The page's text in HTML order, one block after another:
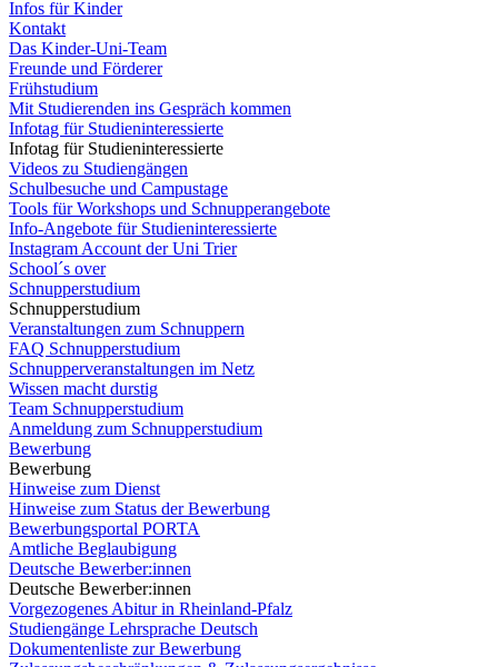
Infos für Kinder
Kontakt
Das Kinder-Uni-Team
Freunde und Förderer
Frühstudium
Mit Studierenden ins Gespräch kommen
Infotag für Studieninteressierte
Infotag für Studieninteressierte
Videos zu Studiengängen
Schulbesuche und Campustage
Tools für Workshops und Schnupperangebote
Info-Angebote für Studieninteressierte
Instagram Account der Uni Trier
School´s over
Schnupperstudium
Schnupperstudium
Veranstaltungen zum Schnuppern
FAQ Schnupperstudium
Schnupperveranstaltungen im Netz
Wissen macht durstig
Team Schnupperstudium
Anmeldung zum Schnupperstudium
Bewerbung
Bewerbung
Hinweise zum Dienst
Hinweise zum Status der Bewerbung
Bewerbungsportal PORTA
Amtliche Beglaubigung
Deutsche Bewerber:innen
Deutsche Bewerber:innen
Vorgezogenes Abitur in Rheinland-Pfalz
Studiengänge Lehrsprache Deutsch
Dokumentenliste zur Bewerbung